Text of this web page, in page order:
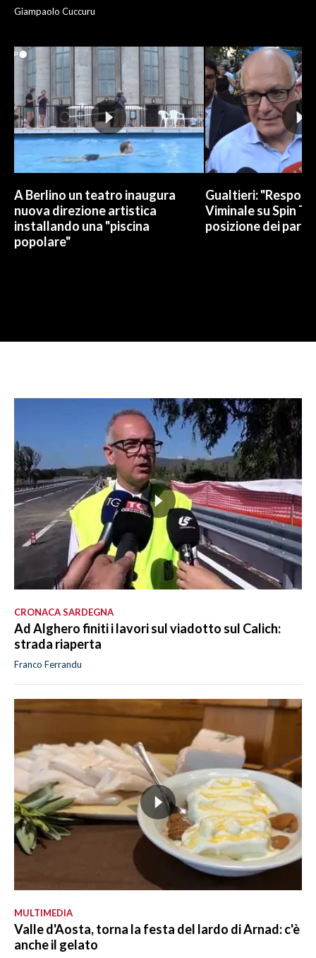
Giampaolo Cuccuru
A Berlino un teatro inaugura
nuova direzione artistica
installando una "piscina
popolare"
Gualtieri:
Viminale su Spin
posizione dei
CRONACA SARDEGNA
Ad Alghero finiti i lavori sul viadotto sul Calich:
strada riaperta
Franco Ferrandu
MULTIMEDIA
Valle d'Aosta, torna la festa del lardo di Arnad: c'è
anche il gelato